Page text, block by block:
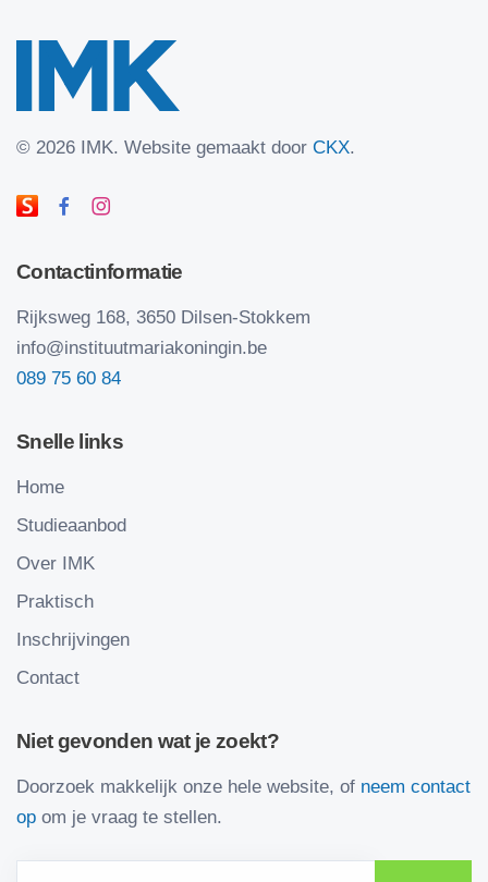
© 2026 IMK. Website gemaakt door CKX.
Contactinformatie
Rijksweg 168, 3650 Dilsen-Stokkem
info@instituutmariakoningin.be
089 75 60 84
Snelle links
Home
Studieaanbod
Over IMK
Praktisch
Inschrijvingen
Contact
Niet gevonden wat je zoekt?
Doorzoek makkelijk onze hele website, of neem contact
op om je vraag te stellen.